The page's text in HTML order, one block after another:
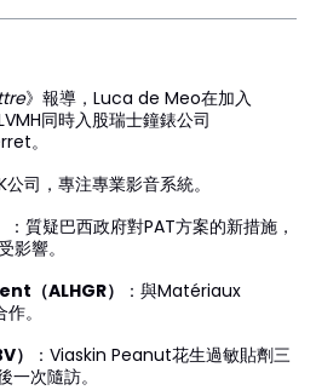
》報導，Luca de Meo在加入
同時入股瑞士鐘錶公司
。
公司，專注專業影音系統。
：質疑巴西政府對PAT方案的新措施，
響。
（ALHGR）
：與Matériaux
。
）
：Viaskin Peanut花生過敏貼劑三
次隨訪。